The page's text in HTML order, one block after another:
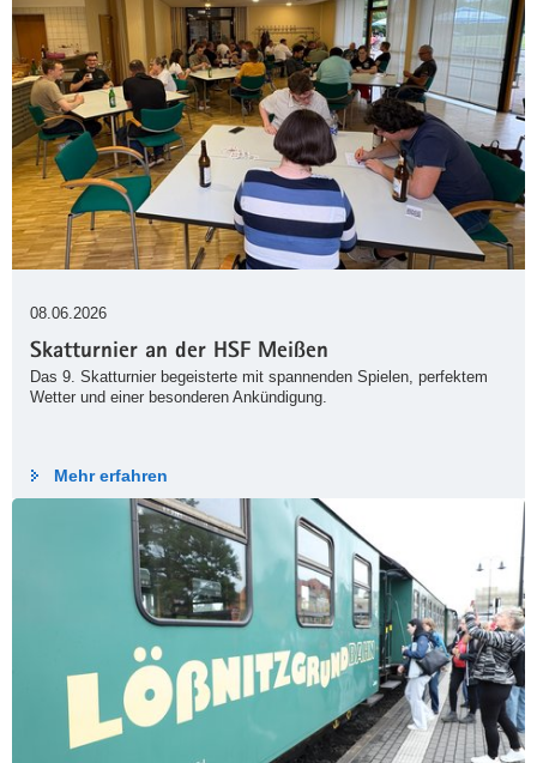
08.06.2026
Skatturnier an der HSF Meißen
Das 9. Skatturnier begeisterte mit spannenden Spielen, perfektem
Wetter und einer besonderen Ankündigung.
Mehr erfahren